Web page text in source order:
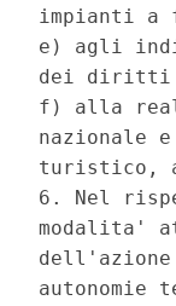
impianti
e) agli
dei diritti
f) alla
nazionale
turistico,
6. Nel
modalita'